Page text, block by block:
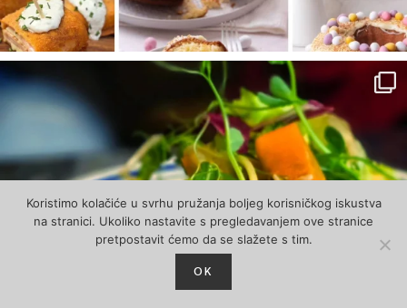
Koristimo kolačiće u svrhu pružanja boljeg korisničkog iskustva
na stranici. Ukoliko nastavite s pregledavanjem ove stranice
pretpostavit ćemo da se slažete s tim.
OK